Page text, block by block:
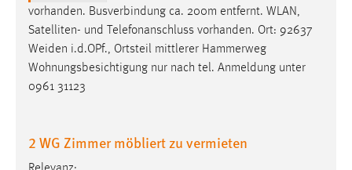
vorhanden. Busverbindung ca. 200m entfernt. WLAN,
Satelliten- und Telefonanschluss vorhanden. Ort: 92637
Weiden i.d.OPf., Ortsteil mittlerer Hammerweg
Wohnungsbesichtigung nur nach tel. Anmeldung unter
0961 31123
2 WG Zimmer möbliert zu vermieten
Name:
Zweck:
Zugriffsstatistik